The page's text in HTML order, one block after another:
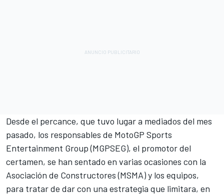
Desde el percance, que tuvo lugar a mediados del mes
pasado, los responsables de MotoGP Sports
Entertainment Group (MGPSEG), el promotor del
certamen, se han sentado en varias ocasiones con la
Asociación de Constructores (MSMA) y los equipos,
para tratar de dar con una estrategia que limitara, en